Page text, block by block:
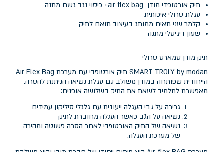
תיק אורטופדי מודן air flex bag+ כיסוי נגד גשם מתנה
עגלת טרולי איכותית
קלמר שני תאים ממותג בעיצוב תואם לתיק
שעון דיגיטלי מתנה
תיק מודן סמארט טרולי
SMART TROLY by modan תיק אורטופדי עם מערכת Air Flex Bag
הייחודית שפותחה במודן משולב עם עגלת נשיאה הניתנת להסרה.
מאפשרת לתלמיד לשאת את התיק בשלושה אופנים:
גרירה על גבי העגלה ייעודית עם גלגלי סיליקון עמידים
נשיאה על הגב כאשר העגלה מחוברת לתיק
נשיאה של התיק האורטופדי לאחר הסרה פשוטה ומהירה
של מערכת העגלה.